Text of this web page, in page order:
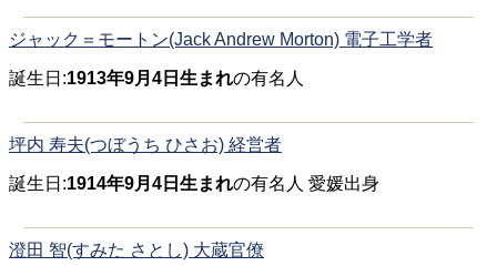
ジャック＝モートン(Jack Andrew Morton) 電子工学者
誕生日:1913年9月4日生まれの有名人
坪内 寿夫(つぼうち ひさお) 経営者
誕生日:1914年9月4日生まれの有名人 愛媛出身
澄田 智(すみた さとし) 大蔵官僚